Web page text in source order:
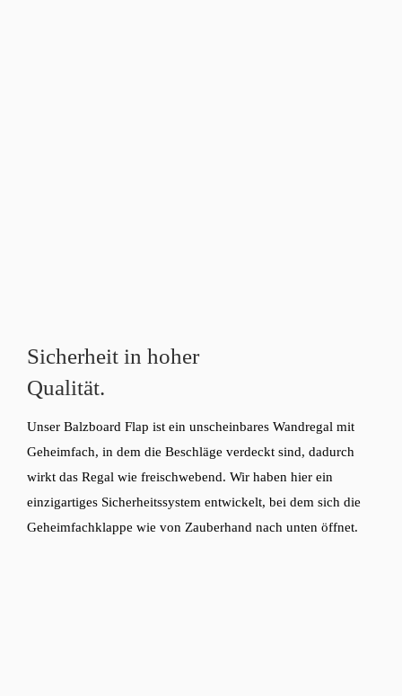
Sicherheit in hoher
Qualität.
Unser Balzboard Flap ist ein unscheinbares Wandregal mit
Geheimfach, in dem die Beschläge verdeckt sind, dadurch
wirkt das Regal wie freischwebend. Wir haben hier ein
einzigartiges Sicherheitssystem entwickelt, bei dem sich die
Geheimfachklappe wie von Zauberhand nach unten öffnet.